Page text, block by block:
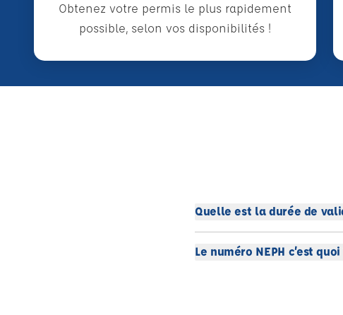
Obtenez votre permis le plus rapidement
possible, selon vos disponibilités !
Quelle est la durée de
Le numéro NEPH c’est quoi